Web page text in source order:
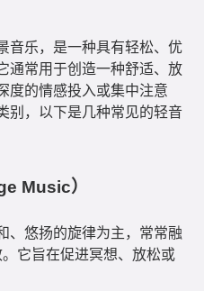
音乐，是一种具有轻松、优
通常用于创造一种舒适、放
度的情感投入或集中注意
别，以下是几种常见的轻音
Music）
、悠扬的旋律为主，常常融
它旨在促进冥想、放松或